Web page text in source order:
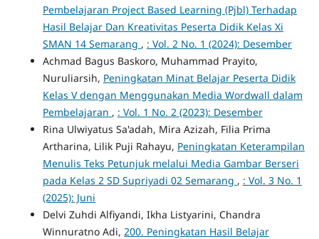
Pembelajaran Project Based Learning (Pjbl) Terhadap
Hasil Belajar Dan Kreativitas Peserta Didik Kelas Xi
SMAN 14 Semarang , : Vol. 2 No. 1 (2024): Desember
Achmad Bagus Baskoro, Muhammad Prayito,
Nuruliarsih, Peningkatan Minat Belajar Peserta Didik
Kelas V dengan Menggunakan Media Wordwall dalam
Pembelajaran , : Vol. 1 No. 2 (2023): Desember
Rina Ulwiyatus Sa'adah, Mira Azizah, Filia Prima
Artharina, Lilik Puji Rahayu, Peningkatan Keterampilan
Menulis Teks Petunjuk melalui Media Gambar Berseri
pada Kelas 2 SD Supriyadi 02 Semarang , : Vol. 3 No. 1
(2025): Juni
Delvi Zuhdi Alfiyandi, Ikha Listyarini, Chandra
Winnuratno Adi, 200. Peningkatan Hasil Belajar